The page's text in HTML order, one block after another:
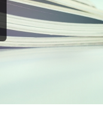
住宅用フローリング
コーポレートアイデンティ